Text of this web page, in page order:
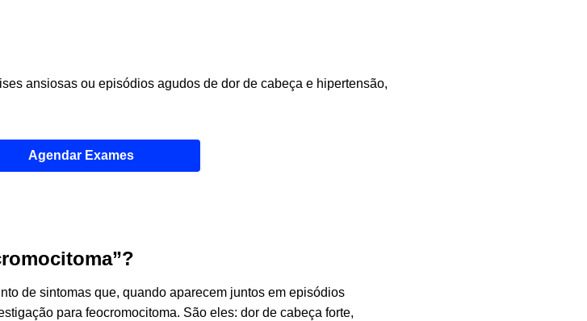
ansiosas ou episódios agudos de dor de cabeça e hipertensão,
Agendar Exames
de sintomas que, quando aparecem juntos em episódios
para feocromocitoma. São eles: dor de cabeça forte,